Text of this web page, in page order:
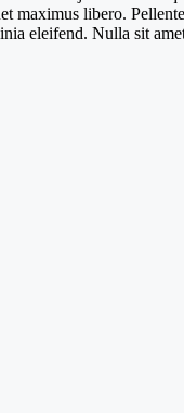
maximus libero.
eleifend. Nulla sit